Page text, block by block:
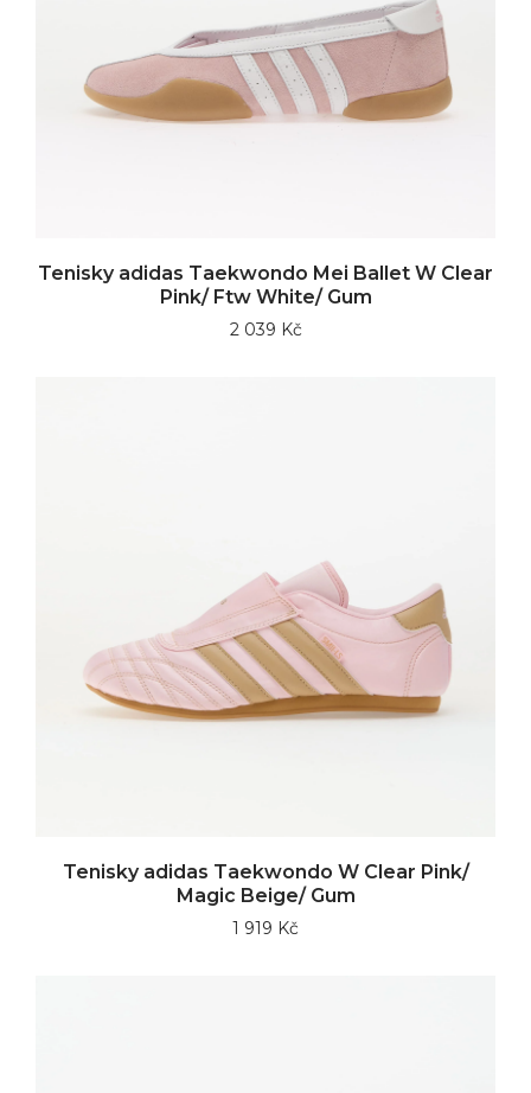
Tenisky adidas Taekwondo Mei Ballet W Clear
Pink/ Ftw White/ Gum
2 039 Kč
Tenisky adidas Taekwondo W Clear Pink/
Magic Beige/ Gum
1 919 Kč